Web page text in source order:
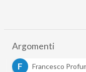
Argomenti
F
Francesco Profumo